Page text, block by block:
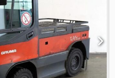
pozycji pionowej - Przetwornica
konstrukcyjna z osłoną
- Układ oświetlenia z światłami
hamowania i
zgodne z STVZO -
- Hak holowniczy: Rockinger,
i zewnętrzne - Kontrola